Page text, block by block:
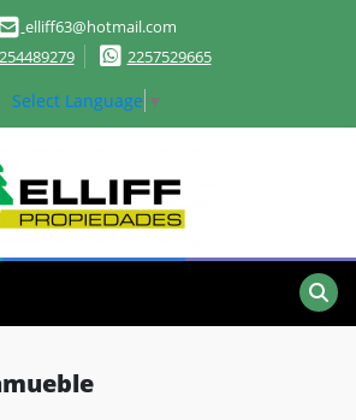
elliff63@hotmail.com
2257529665
Select Language ▼